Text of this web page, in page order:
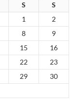
S
S
1
2
8
9
15
16
22
23
29
30